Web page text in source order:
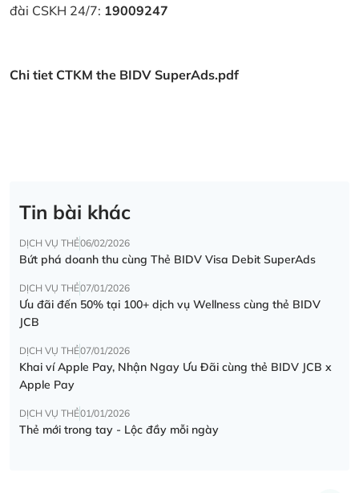
đài CSKH 24/7: 19009247
Chi tiet CTKM the BIDV SuperAds.pdf
Tin bài khác
DỊCH VỤ THẺ06/02/2026
Bứt phá doanh thu cùng Thẻ BIDV Visa Debit SuperAds
DỊCH VỤ THẺ07/01/2026
Ưu đãi đến 50% tại 100+ dịch vụ Wellness cùng thẻ BIDV
JCB
DỊCH VỤ THẺ07/01/2026
Khai ví Apple Pay, Nhận Ngay Ưu Đãi cùng thẻ BIDV JCB x
Apple Pay
DỊCH VỤ THẺ01/01/2026
Thẻ mới trong tay - Lộc đầy mỗi ngày